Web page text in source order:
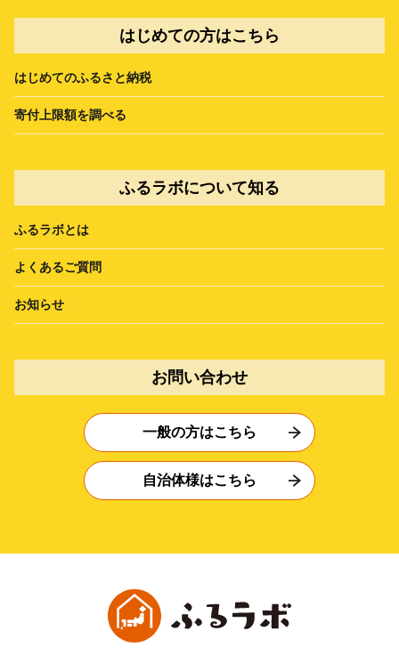
はじめての方はこちら
はじめてのふるさと納税
寄付上限額を調べる
ふるラボについて知る
ふるラボとは
よくあるご質問
お知らせ
お問い合わせ
一般の方はこちら
自治体様はこちら